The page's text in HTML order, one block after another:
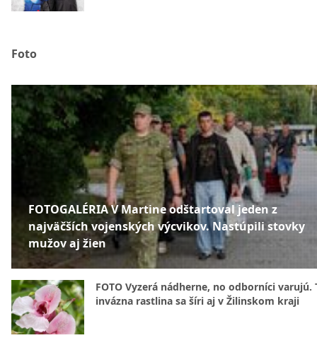
Foto
FOTOGALÉRIA V Martine odštartoval jeden z
najväčších vojenských výcvikov. Nastúpili stovky
mužov aj žien
FOTO Vyzerá nádherne, no odborníci varujú.
invázna rastlina sa šíri aj v Žilinskom kraji